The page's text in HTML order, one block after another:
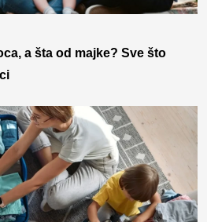
a šta od majke? Sve što